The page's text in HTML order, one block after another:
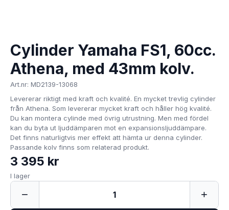
Cylinder Yamaha FS1, 60cc.
Athena, med 43mm kolv.
Art.nr: MD2139-13068
Levererar riktigt med kraft och kvalité. En mycket trevlig cylinder
från Athena. Som levererar mycket kraft och håller hög kvalité.
Du kan montera cylinde med övrig utrustning. Men med fördel
kan du byta ut ljuddämparen mot en expansionsljuddämpare.
Det finns naturligtvis mer effekt att hämta ur denna cylinder.
Passande kolv finns som relaterad produkt.
3 395 kr
I lager
− 1 +